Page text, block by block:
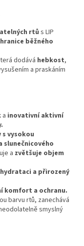
rtů s LIP
běžného
dodává hebkost,
a praskáním
a inovativní aktivní
vysokou
slunečnicového
a zvětšuje objem
a přirozený
komfort a ochranu.
barvu rtů, zanechává
smyslný